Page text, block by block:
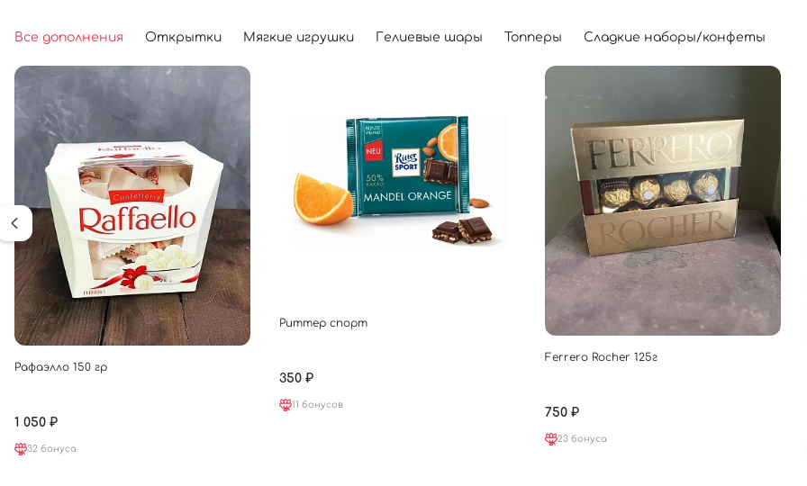
Все дополнения Открытки Мягкие игрушки Гелиевые шары Топперы Сладкие наборы/конфеты
Рафаэлло 150 гр
1 050 ₽
32 бонуса
Риттер спорт
350 ₽
11 бонусов
Ferrero Rocher 125г
750 ₽
23 бонуса